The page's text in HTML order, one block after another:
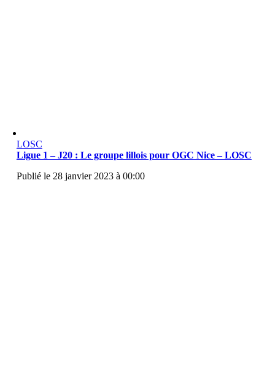
LOSC
Ligue 1 – J20 : Le groupe lillois pour OGC Nice – LOSC
Publié le 28 janvier 2023 à 00:00